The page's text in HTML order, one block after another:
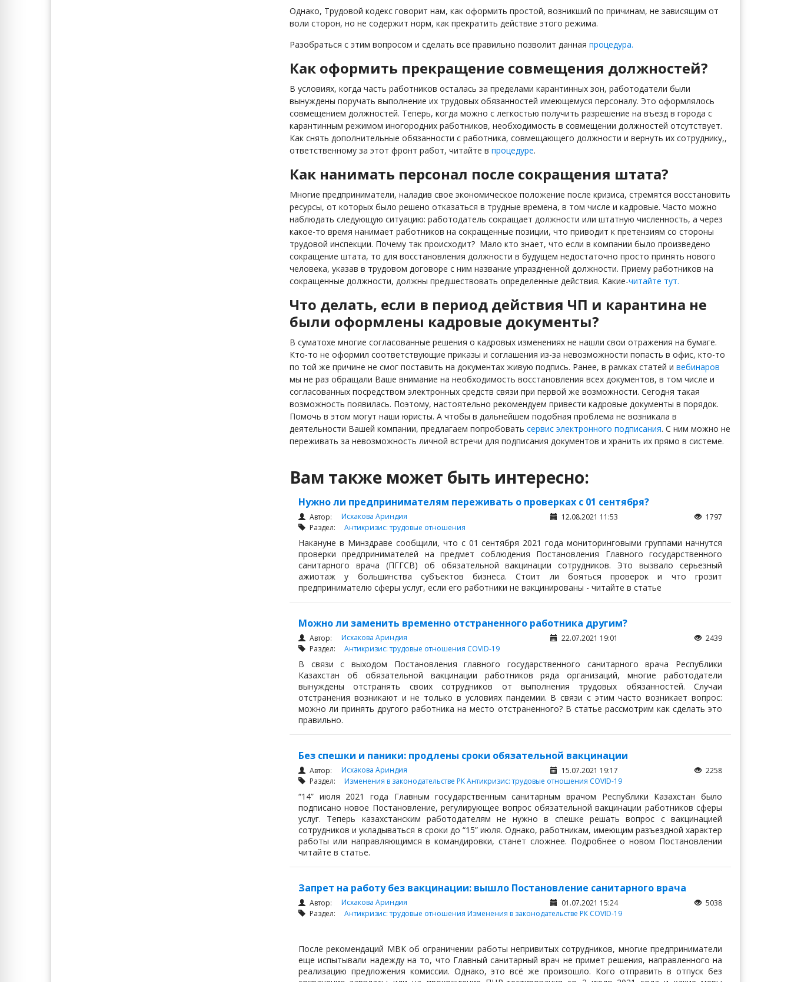
Однако, Трудовой кодекс говорит нам, как оформить простой, возникший по причинам, не зависящим от
воли сторон, но не содержит норм, как прекратить действие этого режима.
Разобраться с этим вопросом и сделать всё правильно позволит данная процедура.
Как оформить прекращение совмещения должностей?
В условиях, когда часть работников осталась за пределами карантинных зон, работодатели были
вынуждены поручать выполнение их трудовых обязанностей имеющемуся персоналу. Это оформлялось
совмещением должностей. Теперь, когда можно с легкостью получить разрешение на въезд в города с
карантинным режимом иногородних работников, необходимость в совмещении должностей отсутствует.
Как снять дополнительные обязанности с работника, совмещающего должности и вернуть их сотруднику,,
ответственному за этот фронт работ, читайте в процедуре.
Как нанимать персонал после сокращения штата?
Многие предприниматели, наладив свое экономическое положение после кризиса, стремятся восстановить
ресурсы, от которых было решено отказаться в трудные времена, в том числе и кадровые. Часто можно
наблюдать следующую ситуацию: работодатель сокращает должности или штатную численность, а через
какое-то время нанимает работников на сокращенные позиции, что приводит к претензиям со стороны
трудовой инспекции. Почему так происходит? Мало кто знает, что если в компании было произведено
сокращение штата, то для восстановления должности в будущем недостаточно просто принять нового
человека, указав в трудовом договоре с ним название упраздненной должности. Приему работников на
сокращенные должности, должны предшествовать определенные действия. Какие-читайте тут.
Что делать, если в период действия ЧП и карантина не
были оформлены кадровые документы?
В суматохе многие согласованные решения о кадровых изменениях не нашли свои отражения на бумаге.
Кто-то не оформил соответствующие приказы и соглашения из-за невозможности попасть в офис, кто-то
по той же причине не смог поставить на документах живую подпись. Ранее, в рамках статей и вебинаров
мы не раз обращали Ваше внимание на необходимость восстановления всех документов, в том числе и
согласованных посредством электронных средств связи при первой же возможности. Сегодня такая
возможность появилась. Поэтому, настоятельно рекомендуем привести кадровые документы в порядок.
Помочь в этом могут наши юристы. А чтобы в дальнейшем подобная проблема не возникала в
деятельности Вашей компании, предлагаем попробовать сервис электронного подписания. С ним можно не
переживать за невозможность личной встречи для подписания документов и хранить их прямо в системе.
Вам также может быть интересно:
Нужно ли предпринимателям переживать о проверках с 01 сентября?
Автор: Исхакова Ариндия 12.08.2021 11:53
1797
Раздел: Антикризис: трудовые отношения
Накануне в Минздраве сообщили, что с 01 сентября 2021 года мониторинговыми группами начнутся
проверки предпринимателей на предмет соблюдения Постановления Главного государственного
санитарного врача (ПГГСВ) об обязательной вакцинации сотрудников. Это вызвало серьезный
ажиотаж у большинства субъектов бизнеса. Стоит ли бояться проверок и что грозит
предпринимателю сферы услуг, если его работники не вакцинированы - читайте в статье
Можно ли заменить временно отстраненного работника другим?
Автор: Исхакова Ариндия 22.07.2021 19:01
2439
Раздел: Антикризис: трудовые отношения COVID-19
В связи с выходом Постановления главного государственного санитарного врача Республики
Казахстан об обязательной вакцинации работников ряда организаций, многие работодатели
вынуждены отстранять своих сотрудников от выполнения трудовых обязанностей. Случаи
отстранения возникают и не только в условиях пандемии. В связи с этим часто возникает вопрос:
можно ли принять другого работника на место отстраненного? В статье рассмотрим как сделать это
правильно.
Без спешки и паники: продлены сроки обязательной вакцинации
Автор: Исхакова Ариндия 15.07.2021 19:17
2258
Раздел: Изменения в законодательстве РКАнтикризис: трудовые отношения COVID-19
“14” июля 2021 года Главным государственным санитарным врачом Республики Казахстан было
подписано новое Постановление, регулирующее вопрос обязательной вакцинации работников сферы
услуг. Теперь казахстанским работодателям не нужно в спешке решать вопрос с вакцинацией
сотрудников и укладываться в сроки до “15” июля. Однако, работникам, имеющим разъездной характер
работы или направляющимся в командировки, станет сложнее. Подробнее о новом Постановлении
читайте в статье.
Запрет на работу без вакцинации: вышло Постановление санитарного врача
Автор: Исхакова Ариндия 01.07.2021 15:24
5038
Раздел: Антикризис: трудовые отношения Изменения в законодательстве РК COVID-19
После рекомендаций МВК об ограничении работы непривитых сотрудников, многие предприниматели
еще испытывали надежду на то, что Главный санитарный врач не примет решения, направленного на
реализацию предложения комиссии. Однако, это всё же произошло. Кого отправить в отпуск без